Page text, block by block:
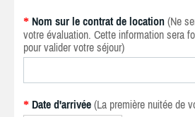
* Nom sur le contrat de location (Ne
votre évaluation. Cette information sera
pour valider votre séjour)
* Date d'arrivée (La première nuitée de